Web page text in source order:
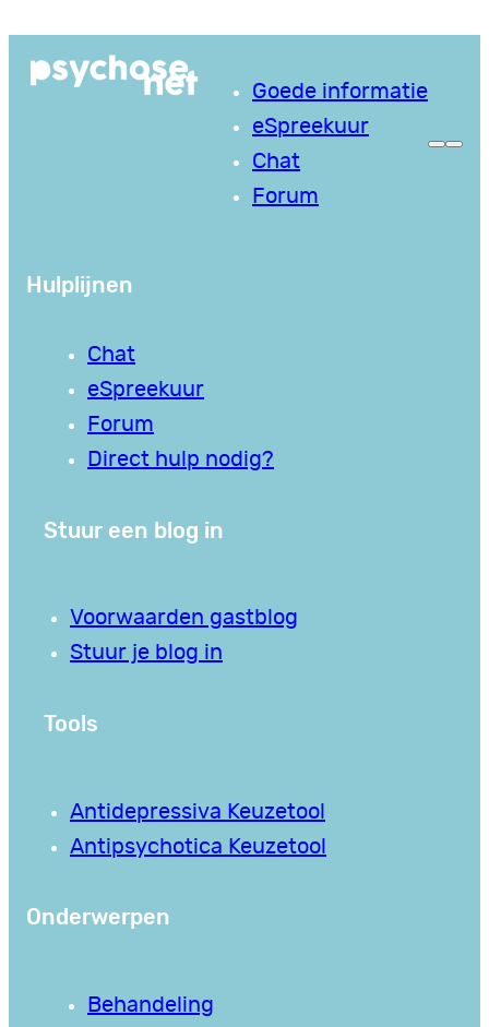
naar
Goede informatie
eSpreekuur
Chat
Forum
Hulplijnen
Chat
eSpreekuur
Forum
Direct hulp nodig?
Stuur een blog in
Voorwaarden gastblog
Stuur je blog in
Tools
Antidepressiva Keuzetool
Antipsychotica Keuzetool
Onderwerpen
Behandeling